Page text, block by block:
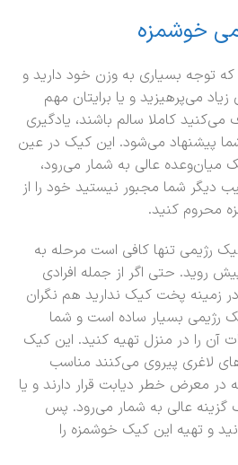
خوشمزه
که توجه بسیاری به وزن خود دارید و
می‌پرهیزید و یا برایتان مهم
کاملا سالم باشند، یادگیری
پیشنهاد می‌شود. این کیک در عین
عالی به شمار می‌رود،
دیگر شما مجبور نیستید خود را از
محروم کنید.
رژیمی تنها کافی است مرحله به
روید. حتی اگر از جمله افرادی
زمینه پخت کیک ندارید هم نگران
رژیمی بسیار ساده است و شما
آن را در منزل تهیه کنید. این کیک
لاغری پیروی می‌کنند مناسب
در معرض خطر دیابت قرار دارند و یا
گزینه عالی به شمار می‌رود. پس
و تهیه این کیک خوشمزه را